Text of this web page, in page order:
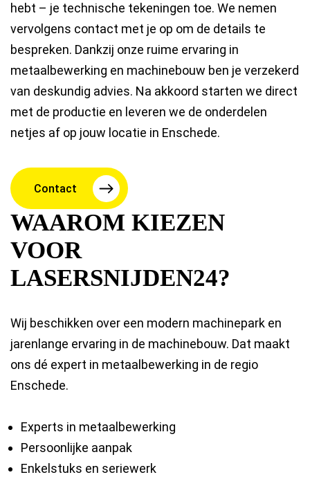
hebt – je technische tekeningen toe. We nemen
vervolgens contact met je op om de details te
bespreken. Dankzij onze ruime ervaring in
metaalbewerking en machinebouw ben je verzekerd
van deskundig advies. Na akkoord starten we direct
met de productie en leveren we de onderdelen
netjes af op jouw locatie in Enschede.
Contact
WAAROM KIEZEN
VOOR
LASERSNIJDEN24?
Wij beschikken over een modern machinepark en
jarenlange ervaring in de machinebouw. Dat maakt
ons dé expert in metaalbewerking in de regio
Enschede.
Experts in metaalbewerking
Persoonlijke aanpak
Enkelstuks en seriewerk